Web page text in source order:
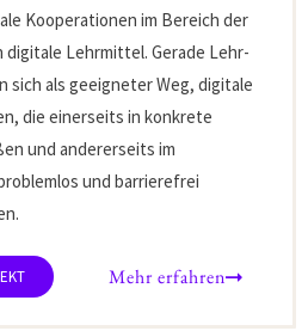
Kooperationen im Bereich der
Lehrmittel. Gerade Lehr-
sich als geeigneter Weg, digitale
die einerseits in konkrete
und andererseits im
und barrierefrei
Mehr erfahren